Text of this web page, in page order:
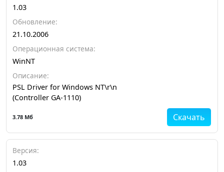
1.03
Обновление:
21.10.2006
Операционная система:
WinNT
Описание:
PSL Driver for Windows NT\r\n
(Controller GA-1110)
Скачать
3.78 Мб
Версия:
1.03